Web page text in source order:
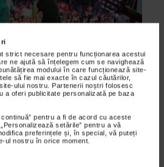
strict necesare pentru funcționarea acestui
ne ajută să înțelegem cum se navighează
modului în care funcționează site-
să fie mai exacte în cazul căutărilor,
ului nostru. Partenerii noștri folosesc
a oferi publicitate personalizată pe baza
pentru a fi de acord cu aceste
setările” pentru a vă
preferințele și, în special, vă puteți
ul nostru în orice moment.
Oraselul Copiilor la
continua cu VEDETE una si
dans, distractie si voie buna,